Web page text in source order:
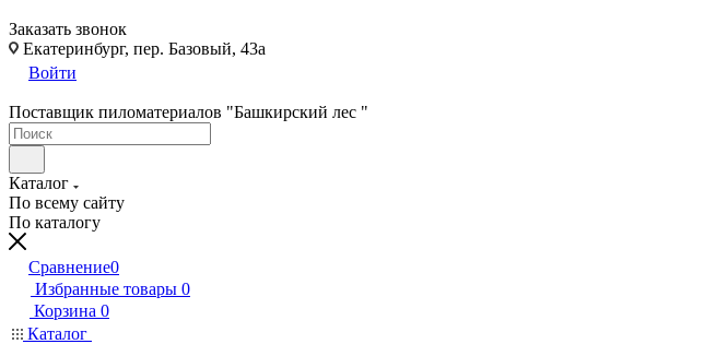
Заказать звонок
Екатеринбург, пер. Базовый, 43а
Войти
Поставщик пиломатериалов "Башкирский лес "
Каталог
По всему сайту
По каталогу
Сравнение0
Избранные товары 0
Корзина 0
Каталог